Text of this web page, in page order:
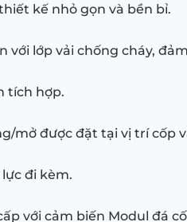
kế nhỏ gọn và bền bỉ.
với lớp vải chống cháy,
tích hợp.
mở được đặt tại vị trí cốp
đi kèm.
với cảm biến Modul đá